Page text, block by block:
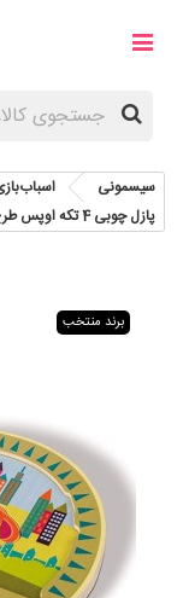
سیسمونی
پازل چوبی 4 تکه اوپس طرح جوجه تیغی Oops Easy-Puzzle City
برند منتخب